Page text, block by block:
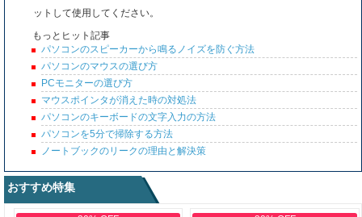
ットして使用してください。
もっとヒット記事
パソコンのスピーカーから鳴るノイズを防ぐ方法
パソコンのマウスの選び方
PCモニターの選び方
マウスポインタが消えた時の対処法
パソコンのキーボードの文字入力の方法
パソコンを5分で掃除する方法
ノートブックのリークの理由と解決策
おすすめ特集